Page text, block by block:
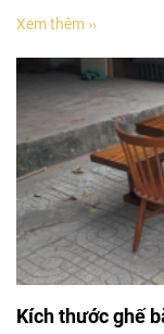
Xem thêm ››
Kích thước ghế